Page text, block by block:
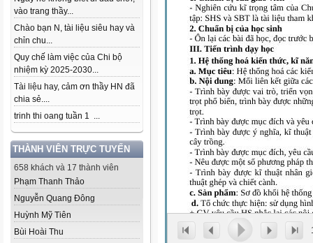
vào trang thầy...
Chào bạn N, tài liệu siêu hay và
chỉn chu...
Quy chế làm việc của Chi bộ
nhiệm kỳ 2025-2030...
Tài liệu hay, cảm ơn thầy HN đã
chia sẻ....
trinh thi oang tuần 1 ...
THÀNH VIÊN TRỰC TUYẾN
658 khách và 17 thành viên
Phạm Thanh Thảo
Nguyễn Quang Đông
Huỳnh Mỹ Tiên
Bùi Hoài Thu